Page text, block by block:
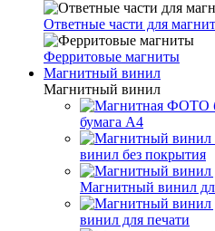
Ответные части для
Ферритовые магниты
Магнитный винил
Магнитный винил
бумага А4
винил без покрытия
Магнитный винил
винил для печати